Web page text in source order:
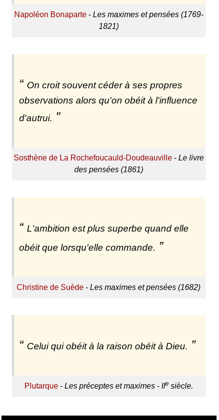
Napoléon Bonaparte- Les maximes et pensées (1769-
1821)
On croit souvent céder à ses propres
observations alors qu'on obéit à l'influence
d'autrui.
Sosthène de La Rochefoucauld-Doudeauville- Le livre
des pensées (1861)
L'ambition est plus superbe quand elle
obéit que lorsqu'elle commande.
Christine de Suède -Les maximes et pensées (1682)
Celui qui obéit à la raison obéit à Dieu.
Plutarque- Les préceptes et maximes - IIesiècle.